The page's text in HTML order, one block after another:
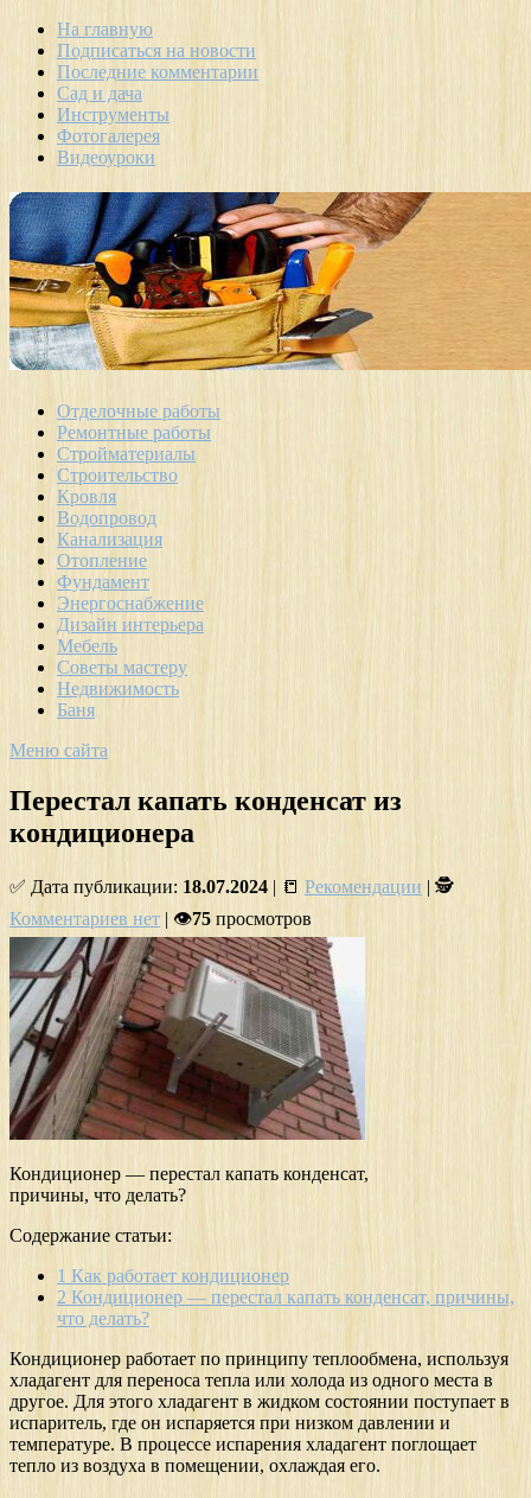
На главную
Подписаться на новости
Последние комментарии
Сад и дача
Инструменты
Фотогалерея
Видеоуроки
Отделочные работы
Ремонтные работы
Стройматериалы
Строительство
Кровля
Водопровод
Канализация
Отопление
Фундамент
Энергоснабжение
Дизайн интерьера
Мебель
Советы мастеру
Недвижимость
Баня
Меню сайта
Перестал капать конденсат из
кондиционера
✅ Дата публикации: 18.07.2024 | 📒 Рекомендации | 🕵
Комментариев нет | 👁75 просмотров
Кондиционер — перестал капать конденсат,
причины, что делать?
Содержание статьи:
1 Как работает кондиционер
2 Кондиционер — перестал капать конденсат, причины,
что делать?
Кондиционер работает по принципу теплообмена, используя
хладагент для переноса тепла или холода из одного места в
другое. Для этого хладагент в жидком состоянии поступает в
испаритель, где он испаряется при низком давлении и
температуре. В процессе испарения хладагент поглощает
тепло из воздуха в помещении, охлаждая его.